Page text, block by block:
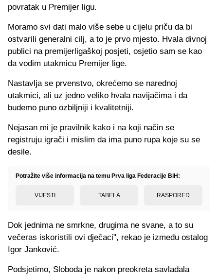
povratak u Premijer ligu.
Moramo svi dati malo više sebe u cijelu priču da bi
ostvarili generalni cilj, a to je prvo mjesto. Hvala divnoj
publici na premijerligaškoj posjeti, osjetio sam se kao
da vodim utakmicu Premijer lige.
Nastavlja se prvenstvo, okrećemo se narednoj
utakmici, ali uz jedno veliko hvala navijačima i da
budemo puno ozbiljniji i kvalitetniji.
Nejasan mi je pravilnik kako i na koji način se
registruju igrači i mislim da ima puno rupa koje su se
desile.
Potražite više informacija na temu Prva liga Federacije BiH:
VIJESTI TABELA RASPORED
Dok jednima ne smrkne, drugima ne svane, a to su
večeras iskoristili ovi dječaci", rekao je između ostalog
Igor Janković.
Podsjetimo, Sloboda je nakon preokreta savladala